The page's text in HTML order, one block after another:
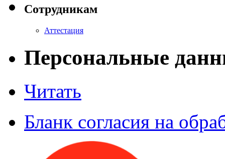
Сотрудникам
Аттестация
Персональные
Читать
Бланк согласия на